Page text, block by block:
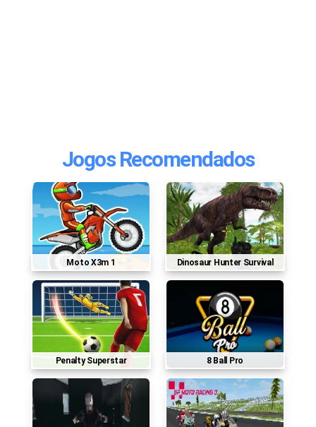
Jogos Recomendados
Moto X3m 1 Dinosaur Hunter Survival
Penalty Superstar 8 Ball Pro